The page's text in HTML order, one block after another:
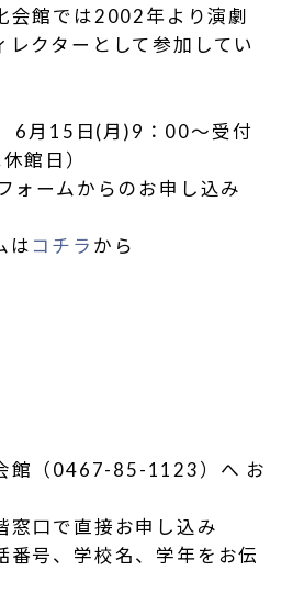
会館では2002年より演劇
レクターとして参加してい
6月15日(月)9：00～受付
館日）
ォームからのお申し込み
は コチラ から
館（0467-85-1123）へ お
口で直接お申し込み
号、学校名、学年をお伝